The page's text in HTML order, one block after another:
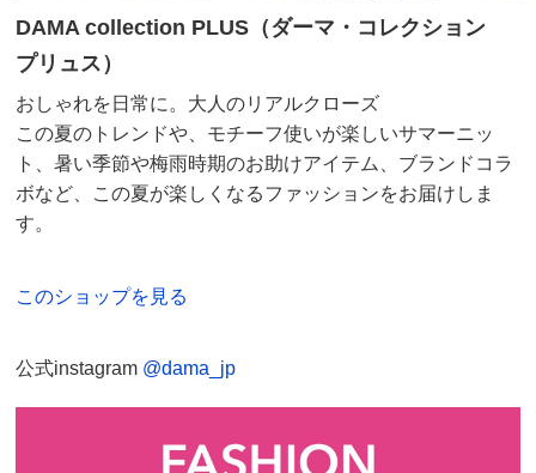
DAMA collection PLUS（ダーマ・コレクション
プリュス）
おしゃれを日常に。大人のリアルクローズ
この夏のトレンドや、モチーフ使いが楽しいサマーニッ
ト、暑い季節や梅雨時期のお助けアイテム、ブランドコラ
ボなど、この夏が楽しくなるファッションをお届けしま
す。
このショップを見る
公式instagram @dama_jp